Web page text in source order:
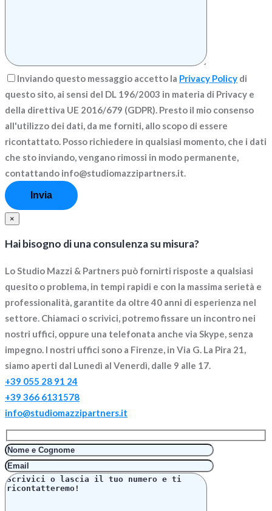
Inviando questo messaggio accetto la Privacy Policy di
questo sito, ai sensi del DL 196/2003 in materia di Privacy e
della direttiva UE 2016/679 (GDPR). Presto il mio consenso
all'utilizzo dei dati, da me forniti, allo scopo di essere
ricontattato. Posso richiedere in qualsiasi momento, che i dati
che sto inviando, vengano rimossi in modo permanente,
contattando info@studiomazzipartners.it.
×
Hai bisogno di una consulenza su misura?
Lo Studio Mazzi & Partners può fornirti risposte a qualsiasi
quesito o problema, in tempi rapidi e con la massima serietà e
professionalità, garantite da oltre 40 anni di esperienza nel
settore. Chiamaci o scrivici, potremo fissare un incontro nei
nostri uffici, oppure una telefonata anche via Skype, senza
impegno. I nostri uffici sono a Firenze, in Via G. La Pira 21,
siamo aperti dal Lunedì al Venerdì, dalle 9 alle 17.
+39 055 28 91 24
+39 366 6131578
info@studiomazzipartners.it